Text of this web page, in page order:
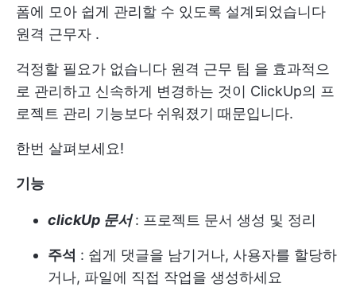
폼에 모아 쉽게 관리할 수 있도록 설계되었습니다
원격 근무자 .
걱정할 필요가 없습니다 원격 근무 팀 을 효과적으
로 관리하고 신속하게 변경하는 것이 ClickUp의 프
로젝트 관리 기능보다 쉬워졌기 때문입니다.
한번 살펴보세요!
기능
clickUp 문서: 프로젝트 문서 생성 및 정리
주석 : 쉽게 댓글을 남기거나, 사용자를 할당하
거나, 파일에 직접 작업을 생성하세요